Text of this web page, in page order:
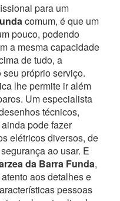
para um
comum, é que um
pouco, podendo
a mesma capacidade
de tudo, a
próprio serviço.
lhe permite ir além
Um especialista
técnicos,
pode fazer
elétricos diversos, de
ao usar. E
da Barra Funda,
aos detalhes e
pessoas